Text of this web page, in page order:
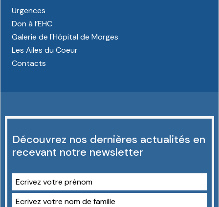
Urgences
Don à l’EHC
Galerie de l'Hôpital de Morges
Les Ailes du Coeur
Contacts
Découvrez nos dernières actualités en
recevant notre newsletter